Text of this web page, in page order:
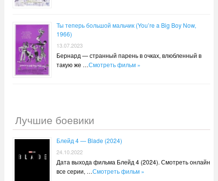
Ты теперь большой мальчик (You’re a Big Boy Now,
1966)
13.07.2023
Бернард — странный парень в очках, влюбленный в
такую ​​же …Смотреть фильм »
Лучшие боевики
Блейд 4 — Blade (2024)
24.10.2022
Дата выхода фильма Блейд 4 (2024). Смотреть онлайн
все серии, …Смотреть фильм »